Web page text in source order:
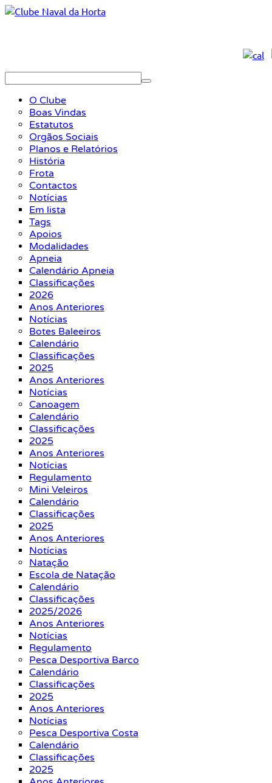
O Clube
Boas Vindas
Estatutos
Orgãos Sociais
Planos e Relatórios
História
Frota
Contactos
Notícias
Em lista
Tags
Apoios
Modalidades
Apneia
Calendário Apneia
Classificações
2026
Anos Anteriores
Notícias
Botes Baleeiros
Calendário
Classificações
2025
Anos Anteriores
Notícias
Canoagem
Calendário
Classificações
2025
Anos Anteriores
Notícias
Regulamento
Mini Veleiros
Calendário
Classificações
2025
Anos Anteriores
Notícias
Natação
Escola de Natação
Calendário
Classificações
2025/2026
Anos Anteriores
Notícias
Regulamento
Pesca Desportiva Barco
Calendário
Classificações
2025
Anos Anteriores
Notícias
Pesca Desportiva Costa
Calendário
Classificações
2025